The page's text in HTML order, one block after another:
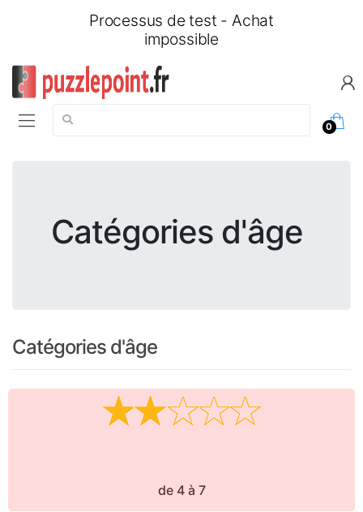
Processus de test - Achat
impossible
Chercher:
0
Catégories d'âge
Catégories d'âge
de 4 à 7